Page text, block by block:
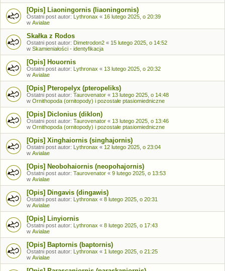
[Opis] Liaoningornis (liaoningornis)
Ostatni post autor: Lythronax « 16 lutego 2025, o 20:39
w Avialae
Skałka z Rodos
Ostatni post autor: Dimetrodon2 « 15 lutego 2025, o 14:52
w Skamieniałości - identyfikacja
[Opis] Houornis
Ostatni post autor: Lythronax « 13 lutego 2025, o 20:32
w Avialae
[Opis] Pteropelyx (pteropeliks)
Ostatni post autor: Taurovenator « 13 lutego 2025, o 14:48
w Ornithopoda (ornitopody) i pozostałe ptasiomiedniczne
[Opis] Diclonius (diklon)
Ostatni post autor: Taurovenator « 13 lutego 2025, o 13:46
w Ornithopoda (ornitopody) i pozostałe ptasiomiedniczne
[Opis] Xinghaiornis (singhajornis)
Ostatni post autor: Lythronax « 12 lutego 2025, o 23:04
w Avialae
[Opis] Neobohaiornis (neopohajornis)
Ostatni post autor: Taurovenator « 9 lutego 2025, o 13:53
w Avialae
[Opis] Dingavis (dingawis)
Ostatni post autor: Lythronax « 8 lutego 2025, o 20:31
w Avialae
[Opis] Linyiornis
Ostatni post autor: Lythronax « 8 lutego 2025, o 17:43
w Avialae
[Opis] Baptornis (baptornis)
Ostatni post autor: Lythronax « 1 lutego 2025, o 21:25
w Avialae